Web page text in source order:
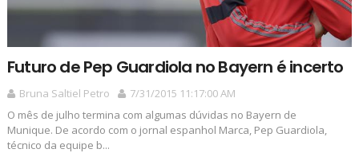
Futuro de Pep Guardiola no Bayern é incerto
Bruna Saltiel Petro
7/31/2015 11:17:00 AM
O mês de julho termina com algumas dúvidas no Bayern de
Munique. De acordo com o jornal espanhol Marca, Pep Guardiola,
técnico da equipe b...